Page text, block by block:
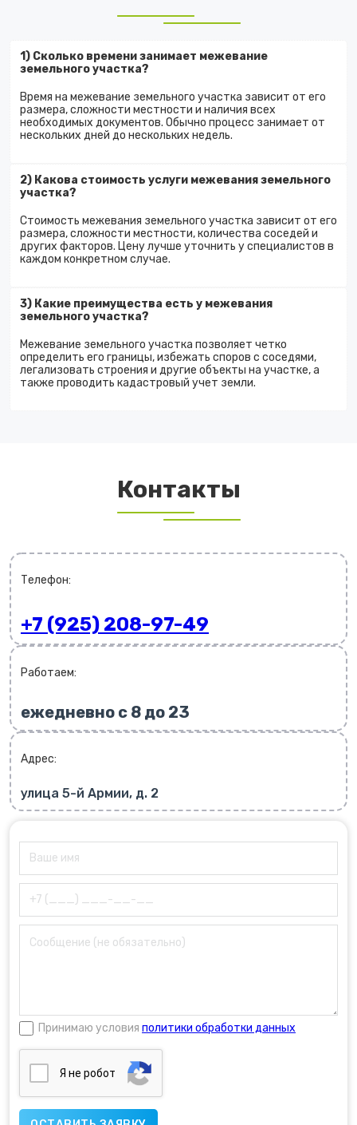
1) Сколько времени занимает межевание
земельного участка?
Время на межевание земельного участка зависит от его
размера, сложности местности и наличия всех
необходимых документов. Обычно процесс занимает от
нескольких дней до нескольких недель.
2) Какова стоимость услуги межевания земельного
участка?
Стоимость межевания земельного участка зависит от его
размера, сложности местности, количества соседей и
других факторов. Цену лучше уточнить у специалистов в
каждом конкретном случае.
3) Какие преимущества есть у межевания
земельного участка?
Межевание земельного участка позволяет четко
определить его границы, избежать споров с соседями,
легализовать строения и другие объекты на участке, а
также проводить кадастровый учет земли.
Контакты
Телефон:
+7 (925) 208-97-49
Работаем:
ежедневно с 8 до 23
Адрес:
улица 5-й Армии, д. 2
Принимаю условия политики обработки данных
Я нe poбoт